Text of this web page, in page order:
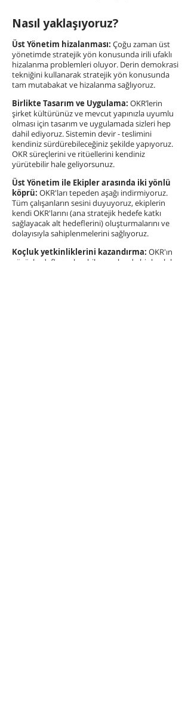
Nasıl yaklaşıyoruz?
Üst Yönetim hizalanması: Çoğu zaman üst
yönetimde stratejik yön konusunda irili ufaklı
hizalanma problemleri oluyor. Derin demokrasi
tekniğini kullanarak stratejik yön konusunda
tam mutabakat ve hizalanma sağlıyoruz.
Birlikte Tasarım ve Uygulama: OKR’lerin
şirket kültürünüz ve mevcut yapınızla uyumlu
olması için tasarım ve uygulamada sizleri hep
dahil ediyoruz. Sistemin devir - teslimini
kendiniz sürdürebileceğiniz şekilde yapıyoruz.
OKR süreçlerini ve ritüellerini kendiniz
yürütebilir hale geliyorsunuz.
Üst Yönetim ile Ekipler arasında iki yönlü
köprü: OKR'ları tepeden aşağı indirmiyoruz.
Tüm çalışanların sesini duyuyoruz, ekiplerin
kendi OKR'larını (ana stratejik hedefe katkı
sağlayacak alt hedeflerini) oluşturmalarını ve
dolayısıyla sahiplenmelerini sağlıyoruz.
Koçluk yetkinliklerini kazandırma: OKR'ın
gücü, hedeflere ulaşabilme yolunda bir koçluk